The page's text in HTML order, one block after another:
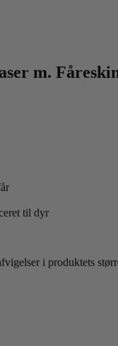
m.
til dyr
i produktets